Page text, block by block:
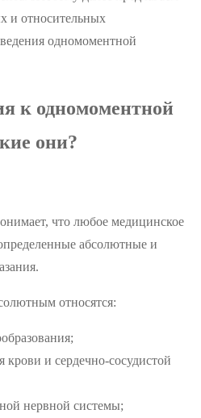
и относительных
одномоментной
к одномоментной
они?
что любое медицинское
абсолютные и
относятся:
крови и сердечно-сосудистой
нервной системы;